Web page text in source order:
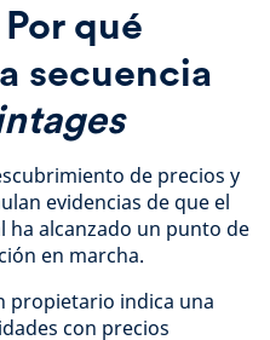
qué
secuencia
de precios y
evidencias de que el
alcanzado un punto de
en marcha.
propietario indica una
con precios